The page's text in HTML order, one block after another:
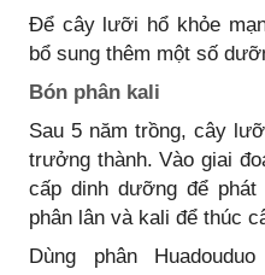
Để cây lưỡi hổ khỏe
bổ sung thêm một số
Bón phân kali
Sau 5 năm trồng, cây
trưởng thành. Vào giai
cấp dinh dưỡng để
phân lân và kali để thúc
Dùng phân